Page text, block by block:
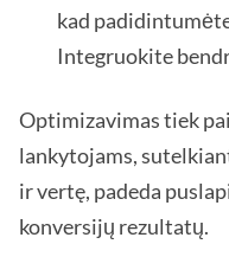
kad
Integruokite
Optimizavimas tiek
lankytojams,
ir vertę, padeda
konversijų rezultatų.